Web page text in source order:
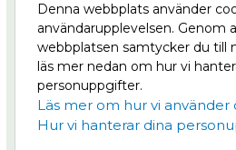
Denna webbplats använder
användarupplevelsen. Genom
webbplatsen samtycker du till
läs mer nedan om hur vi
personuppgifter.
Läs mer om hur vi använder
Hur vi hanterar dina
Masthuggkajen är en del av
Nordens största
centrala Göteborg ska växa
båda sidor om älven. Läs
på Göteborg växer.